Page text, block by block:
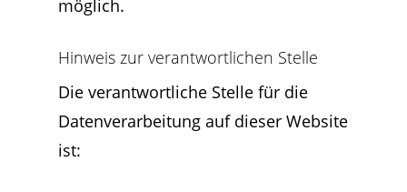
möglich.
Hinweis zur verantwortlichen Stelle
Die verantwortliche Stelle für die
Datenverarbeitung auf dieser Website
ist: